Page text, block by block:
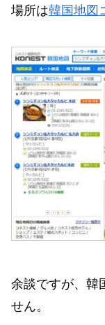
場所は韓国地図
余談ですが、韓
せん。